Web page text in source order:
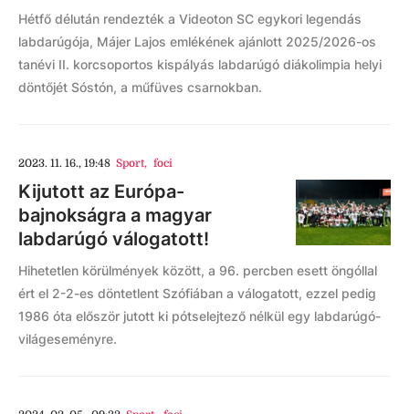
Hétfő délután rendezték a Videoton SC egykori legendás
labdarúgója, Májer Lajos emlékének ajánlott 2025/2026-os
tanévi II. korcsoportos kispályás labdarúgó diákolimpia helyi
döntőjét Sóstón, a műfüves csarnokban.
2023. 11. 16., 19:48 Sport, foci
Kijutott az Európa-
bajnokságra a magyar
labdarúgó válogatott!
Hihetetlen körülmények között, a 96. percben esett öngóllal
ért el 2-2-es döntetlent Szófiában a válogatott, ezzel pedig
1986 óta először jutott ki pótselejtező nélkül egy labdarúgó-
világeseményre.